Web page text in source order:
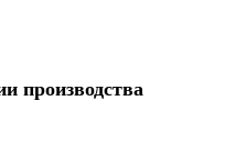
производства